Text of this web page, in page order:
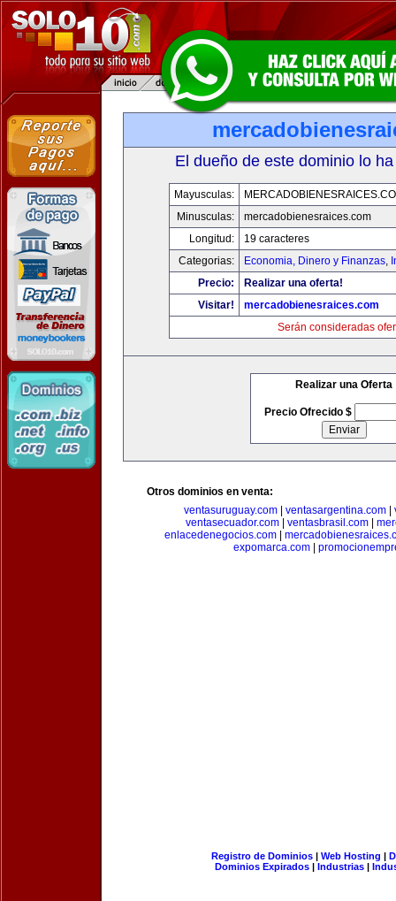
El dueño de este dominio lo
Mayusculas:
Minusculas:
mercadobienesraices.com
Longitud:
19 caracteres
Categorias:
Economia, Dinero y Finanzas,
Precio:
Realizar una oferta!
Visitar!
mercadobienesraices.com
Serán consideradas
Realizar una Oferta
Precio Ofrecido $
Otros dominios en venta:
ventasuruguay.com| ventasargentina.com|
ventasecuador.com| ventasbrasil.com|
enlacedenegocios.com|
expomarca.com|
Registro de Dominios| Web Hosting |
Dominios Expirados | Industrias |